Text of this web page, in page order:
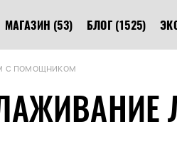
МАГАЗИН (53) БЛОГ (1525)
с помощником